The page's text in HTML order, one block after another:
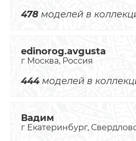
478 моделей в
edinorog.avgusta
г Москва, Россия
444моделей в
Вадим
г Екатеринбург,